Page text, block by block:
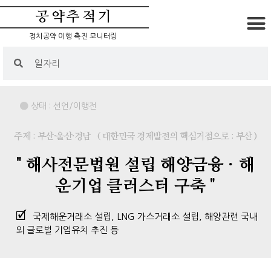
공약추적기
정치공약 이행 촉진 모니터링
상태 : 선언/이행전
주제 : 부산·울산·경남 ( 대한민국 경제발전의 핵심거점으로 : 부산 )
" 해사전문법원 설립 해양금융ㆍ해
운기업 클러스터 구축 "
국제해운거래소 설립, LNG 가스거래소 설립, 해양관련 국내
외 글로벌 기업유치 추진 등